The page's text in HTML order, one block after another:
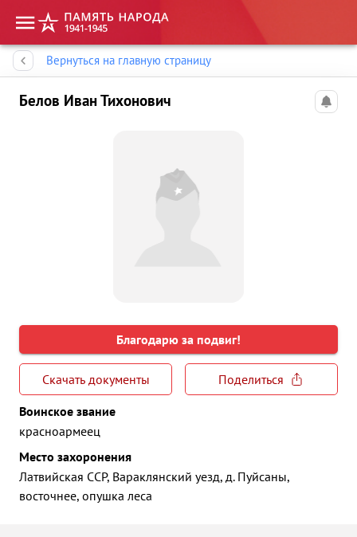
Вернуться на главную страницу
Белов Иван Тихонович
Благодарю за подвиг!
Скачать документы
Поделиться
Воинское звание
красноармеец
Место захоронения
Латвийская ССР, Вараклянский уезд, д. Пуйсаны,
восточнее, опушка леса
Память народа